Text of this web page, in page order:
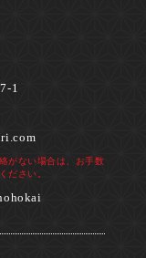
1
がない場合は、お手数
ださい。